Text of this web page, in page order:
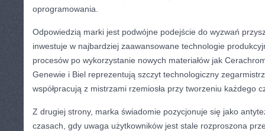
oprogramowania.
Odpowiedzią marki jest podwójne podejście do wyzwań
inwestuje w najbardziej zaawansowane technologie
procesów po wykorzystanie nowych materiałów jak
Genewie i Biel reprezentują szczyt technologiczny
współpracują z mistrzami rzemiosła przy tworzeniu każdego
Z drugiej strony, marka świadomie pozycjonuje się jako
czasach, gdy uwaga użytkowników jest stale rozproszona